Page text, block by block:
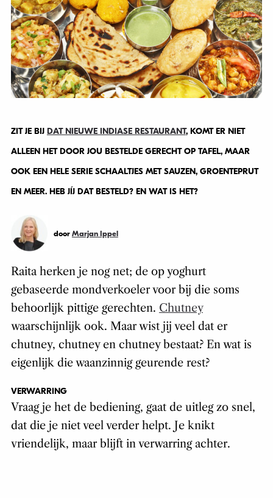
ZIT JE BIJ DAT NIEUWE INDIASE RESTAURANT, KOMT ER NIET
ALLEEN HET DOOR JOU BESTELDE GERECHT OP TAFEL, MAAR
OOK EEN HELE SERIE SCHAALTJES MET SAUZEN, GROENTEPRUT
EN MEER. HEB JÍJ DAT BESTELD? EN WAT IS HET?
door Marjan Ippel
Raita herken je nog net; de op yoghurt
gebaseerde mondverkoeler voor bij die soms
behoorlijk pittige gerechten. Chutney
waarschijnlijk ook. Maar wist jij veel dat er
chutney, chutney en chutney bestaat? En wat is
eigenlijk die waanzinnig geurende rest?
VERWARRING
Vraag je het de bediening, gaat de uitleg zo snel,
dat die je niet veel verder helpt. Je knikt
vriendelijk, maar blijft in verwarring achter.